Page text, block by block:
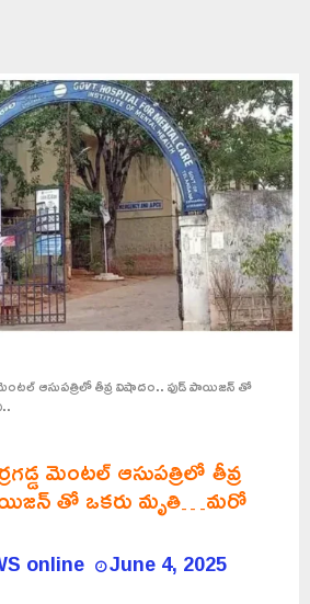
మెంటల్ ఆసుపత్రిలో తీవ్ర విషాదం.. ఫుడ్ పాయిజన్ తో
మెంటల్ ఆసుపత్రిలో తీవ్ర
తో ఒకరు మృతి…మరో
online June 4, 2025